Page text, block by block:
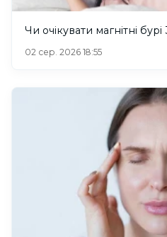
Чи очікувати магнітні
02 сер. 2026 18:55